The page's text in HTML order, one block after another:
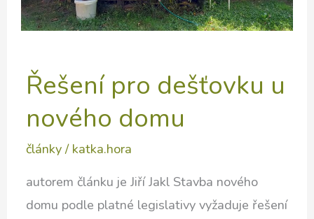
Řešení pro dešťovku u
nového domu
články/ katka.hora
autorem článku je Jiří Jakl Stavba nového
domu podle platné legislativy vyžaduje řešení